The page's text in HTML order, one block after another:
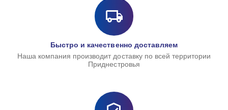
Быстро и качественно доставляем
Наша компания производит доставку по всей территории
Приднестровья